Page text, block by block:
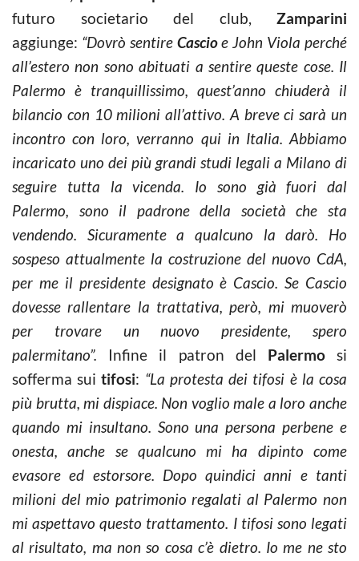
futuro societario del club, Zamparini
aggiunge: “Dovrò sentire Cascioe John Viola perché
all’estero non sono abituati a sentire queste cose. Il
Palermo è tranquillissimo, quest’anno chiuderà il
bilancio con 10 milioni all’attivo. A breve ci sarà un
incontro con loro, verranno qui in Italia. Abbiamo
incaricato uno dei più grandi studi legali a Milano di
seguire tutta la vicenda. Io sono già fuori dal
Palermo, sono il padrone della società che sta
vendendo. Sicuramente a qualcuno la darò. Ho
sospeso attualmente la costruzione del nuovo CdA,
per me il presidente designato è Cascio. Se Cascio
dovesse rallentare la trattativa, però, mi muoverò
per trovare un nuovo presidente, spero
palermitano”. Infine il patron del Palermosi
sofferma suitifosi: “La protesta dei tifosi è la cosa
più brutta, mi dispiace. Non voglio male a loro anche
quando mi insultano. Sono una persona perbene e
onesta, anche se qualcuno mi ha dipinto come
evasore ed estorsore. Dopo quindici anni e tanti
milioni del mio patrimonio regalati al Palermo non
mi aspettavo questo trattamento. I tifosi sono legati
al risultato, ma non so cosa c’è dietro. Io me ne sto